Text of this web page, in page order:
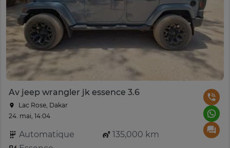
Av jeep wrangler jk essence 3.6
Lac Rose, Dakar
24. mai, 14:04
Automatique
135,000 km